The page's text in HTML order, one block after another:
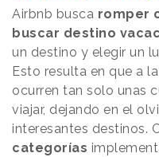
Airbnb busca romper
buscar destino
un destino y elegir un
Esto resulta en que a
ocurren tan solo unas
viajar, dejando en el
interesantes destinos.
categorías